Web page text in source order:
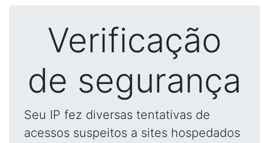
Verificação
de segurança
Seu IP fez diversas tentativas de
acessos suspeitos a sites hospedados